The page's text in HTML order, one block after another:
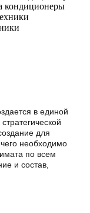
кондиционеры
в единой
для
необходимо
по всем
и состав,